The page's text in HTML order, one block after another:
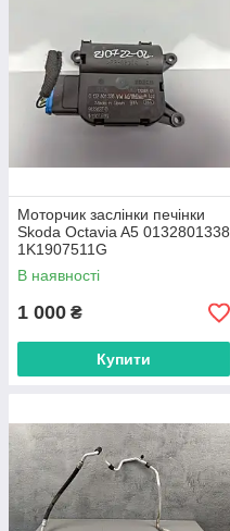
Моторчик заслінки печінки
Skoda Octavia A5 0132801338
1K1907511G
В наявності
1 000 ₴
Купити